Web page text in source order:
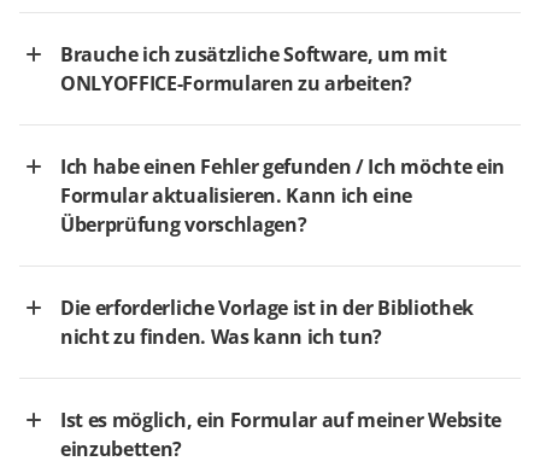
Brauche ich zusätzliche Software, um mit
ONLYOFFICE-Formularen zu arbeiten?
Ich habe einen Fehler gefunden / Ich möchte ein
Formular aktualisieren. Kann ich eine
Überprüfung vorschlagen?
Die erforderliche Vorlage ist in der Bibliothek
nicht zu finden. Was kann ich tun?
Ist es möglich, ein Formular auf meiner Website
einzubetten?